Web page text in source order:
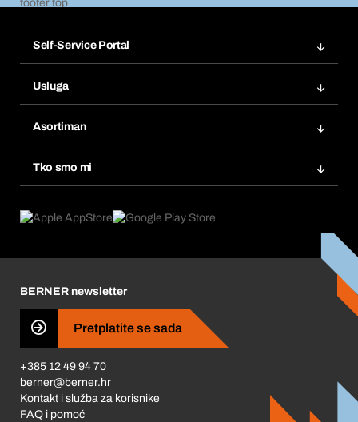
Self-Service Portal
Popisi želja
Ponovno naručivanje
Pretplate
Usluga
Tražitelji proizvoda
Asortiman
Tko smo mi
Što nas pokreće
Business Conduct
BERNER newsletter
Pretplatite se sada
+385 12 49 94 70
berner@berner.hr
Kontakt i služba za korisnike
FAQ i pomoć